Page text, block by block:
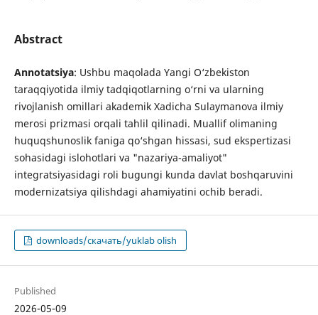
Abstract
Annotatsiya: Ushbu maqolada Yangi O‘zbekiston
taraqqiyotida ilmiy tadqiqotlarning o‘rni va ularning
rivojlanish omillari akademik Xadicha Sulaymanova ilmiy
merosi prizmasi orqali tahlil qilinadi. Muallif olimaning
huquqshunoslik faniga qo‘shgan hissasi, sud ekspertizasi
sohasidagi islohotlari va "nazariya-amaliyot"
integratsiyasidagi roli bugungi kunda davlat boshqaruvini
modernizatsiya qilishdagi ahamiyatini ochib beradi.
downloads/скачать/yuklab olish
Published
2026-05-09